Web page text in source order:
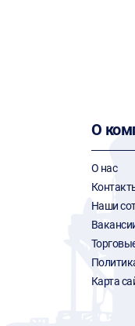
О
О нас
Наши
Карта